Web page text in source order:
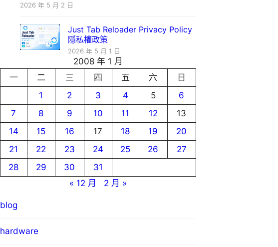
2026 年 5 月 2 日
Just Tab Reloader Privacy Policy
隱私權政策
2026 年 5 月 1 日
2008 年 1 月
一
二 三 四 五 六
日
1
2 3 4 5
6
7
8 9 10 11 12
13
14
15 16 17 18 19
20
21
22 23 24 25 26
27
28
29 30
31
« 12 月
2 月 »
blog
hardware